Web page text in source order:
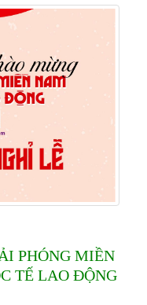
PHÓNG MIỀN
TẾ LAO ĐỘNG